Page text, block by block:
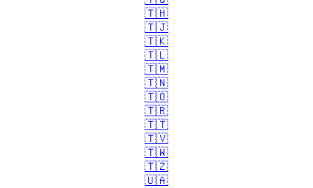
🇹🇭
🇹🇯
🇹🇰
🇹🇱
🇹🇲
🇹🇳
🇹🇴
🇹🇷
🇹🇹
🇹🇻
🇹🇼
🇹🇿
🇺🇦